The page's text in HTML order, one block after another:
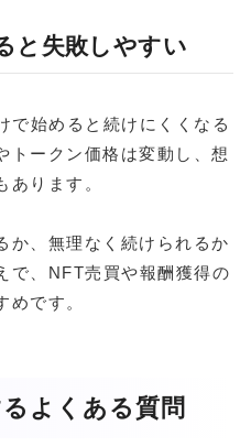
と失敗しやすい
で始めると続けにくくなる
トークン価格は変動し、想
あります。
か、無理なく続けられるか
で、NFT売買や報酬獲得の
めです。
よくある質問